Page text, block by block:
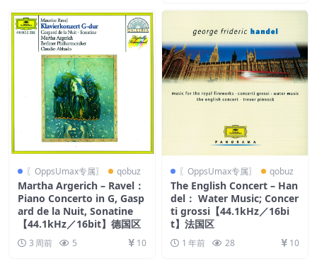
〖OppsUmax专属〗 qobuz
Martha Argerich – Ravel：
Piano Concerto in G, Gasp
ard de la Nuit, Sonatine
【44.1kHz／16bit】德国区
3 周前 5 10
〖OppsUmax专属〗 qobuz
The English Concert – Han
del： Water Music; Concer
ti grossi【44.1kHz／16bi
t】法国区
1 年前 28 10